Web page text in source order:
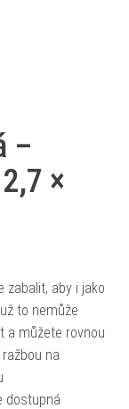
–
×
zabalit, aby i jako
to nemůže
a můžete rovnou
na
dostupná